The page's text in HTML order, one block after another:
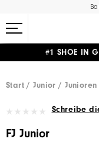
#1 SHOE
Start
Junior Junioren
Schreibe
FJ Junior